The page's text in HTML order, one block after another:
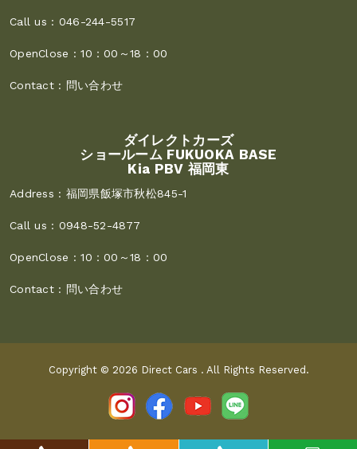
Call us : 046-244-5517
OpenClose :10：00～18：00
Contact : 問い合わせ
ダイレクトカーズ
ショールーム FUKUOKA BASE
Kia PBV 福岡東
Address : 福岡県飯塚市秋松845-1
Call us : 0948-52-4877
OpenClose :10：00～18：00
Contact : 問い合わせ
Copyright © 2026 Direct Cars . All Rights Reserved.